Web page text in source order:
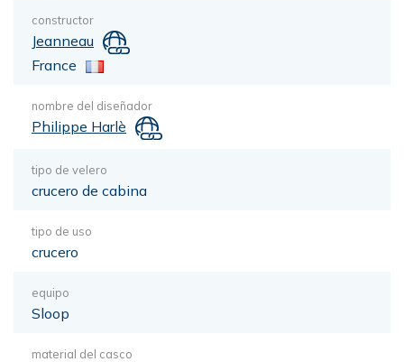
constructor
Jeanneau
France
nombre del diseñador
Philippe Harlè
tipo de velero
crucero de cabina
tipo de uso
crucero
equipo
Sloop
material del casco